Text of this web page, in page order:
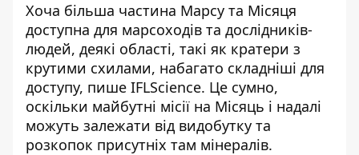
Хоча більша частина Марсу та Місяця
доступна для марсоходів та дослідників-
людей, деякі області, такі як кратери з
крутими схилами, набагато складніші для
доступу, пише IFLScience. Це сумно,
оскільки майбутні місії на Місяць і надалі
можуть залежати від видобутку та
розкопок присутніх там мінералів.